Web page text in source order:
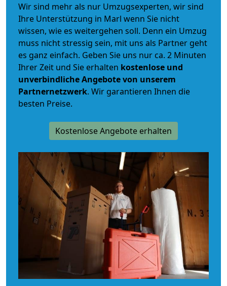
Wir sind mehr als nur Umzugsexperten, wir sind
Ihre Unterstützung in Marl wenn Sie nicht
wissen, wie es weitergehen soll. Denn ein Umzug
muss nicht stressig sein, mit uns als Partner geht
es ganz einfach. Geben Sie uns nur ca. 2 Minuten
Ihrer Zeit und Sie erhalten kostenlose und
unverbindlicheAngebote von unserem
Partnernetzwerk. Wir garantieren Ihnen die
besten Preise.
Kostenlose Angebote erhalten